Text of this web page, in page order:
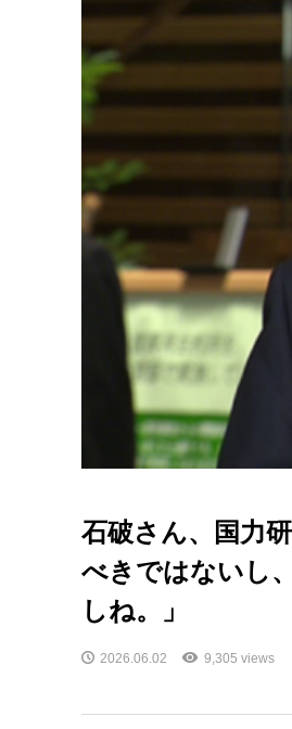
石破さん、国力
べきではないし
しね。」
2026.06.02 9,305 views